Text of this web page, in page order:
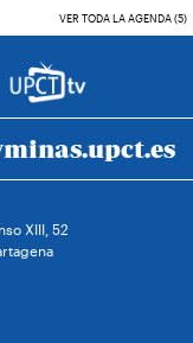
VER TODA LA AGENDA (5)
XIII, 52